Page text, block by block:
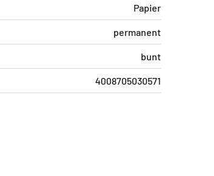
Papier
permanent
bunt
4008705030571